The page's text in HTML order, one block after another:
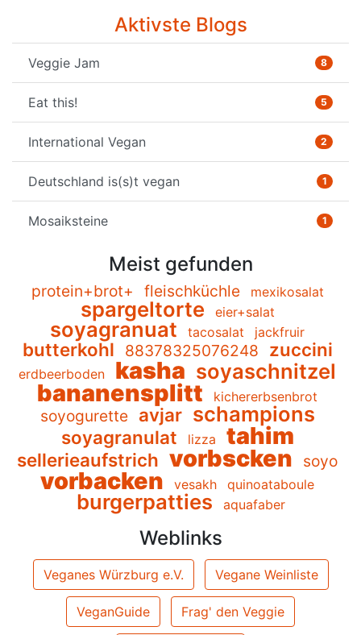
Aktivste Blogs
Veggie Jam 8
Eat this! 5
International Vegan 2
Deutschland is(s)t vegan 1
Mosaiksteine 1
Meist gefunden
protein+brot+ fleischküchle mexikosalat
spargeltorte eier+salat
soyagranuat tacosalat jackfruir
butterkohl 88378325076248 zuccini
erdbeerboden kasha soyaschnitzel
bananensplitt kichererbsenbrot
soyogurette avjar schampions
soyagranulat lizza tahim
sellerieaufstrich vorbscken soyo
vorbacken vesakh quinoataboule
burgerpatties aquafaber
Weblinks
Veganes Würzburg e.V. Vegane Weinliste
VeganGuide Frag' den Veggie